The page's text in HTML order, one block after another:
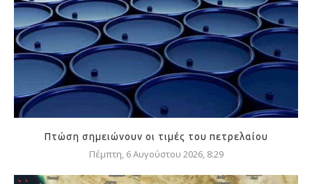
Πτώση σημειώνουν οι τιμές του πετρελαίου
Πέμπτη, 6 Αυγούστου 2026, 8:29